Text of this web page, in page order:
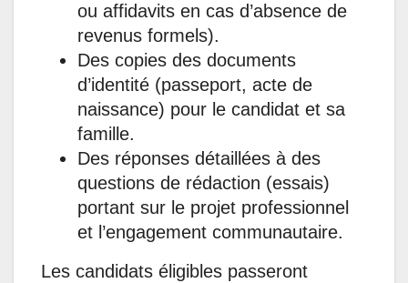
ou affidavits en cas d’absence de
revenus formels).
Des copies des documents
d’identité (passeport, acte de
naissance) pour le candidat et sa
famille.
Des réponses détaillées à des
questions de rédaction (essais)
portant sur le projet professionnel
et l’engagement communautaire.
Les candidats éligibles passeront